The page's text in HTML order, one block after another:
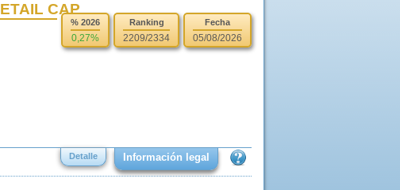
CAP
% 2026
0,27%
Ranking
2209/2334
Fecha
05/08/2026
Detalle Información legal